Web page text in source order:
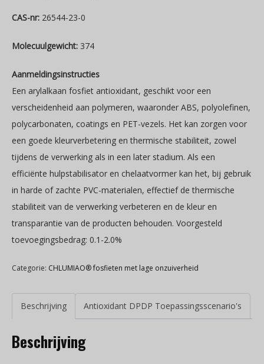
CAS-nr: 26544-23-0
Molecuulgewicht: 374
Aanmeldingsinstructies
Een arylalkaan fosfiet antioxidant, geschikt voor een
verscheidenheid aan polymeren, waaronder ABS, polyolefinen,
polycarbonaten, coatings en PET-vezels. Het kan zorgen voor
een goede kleurverbetering en thermische stabiliteit, zowel
tijdens de verwerking als in een later stadium. Als een
efficiënte hulpstabilisator en chelaatvormer kan het, bij gebruik
in harde of zachte PVC-materialen, effectief de thermische
stabiliteit van de verwerking verbeteren en de kleur en
transparantie van de producten behouden. Voorgesteld
toevoegingsbedrag: 0.1-2.0%
Categorie: CHLUMIAO® fosfieten met lage onzuiverheid
Beschrijving Antioxidant DPDP Toepassingsscenario's
Beschrijving